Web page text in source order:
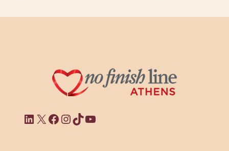
Linkedin
X Facebook
Instagram
TikTok
YouTube